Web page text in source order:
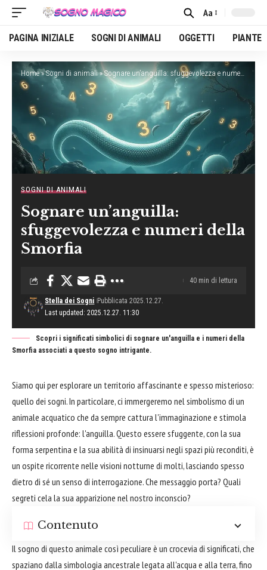
Font
Resizer
Aa
PAGINA INIZIALE SOGNI DI ANIMALI OGGETTI PIANTE
Home»Sogni di animali»Sognare un’anguilla: sfuggevolezza e numeri della Smorfia
SOGNI DI ANIMALI
Sognare un’anguilla:
sfuggevolezza e numeri della
Smorfia
Last updated: 2025.12.27. 11:30
Stella dei Sogni Pubblicata 2025.12.27.
40 min di lettura
Scopri i significati simbolici di sognare un'anguilla e i numeri della
Smorfia associati a questo sogno intrigante.
Siamo qui per esplorare un territorio affascinante e spesso misterioso:
quello dei sogni. In particolare, ci immergeremo nel simbolismo di un
animale acquatico che da sempre cattura l'immaginazione e stimola
riflessioni profonde: l'anguilla. Questo essere sfuggente, con la sua
forma serpentina e la sua abilità di insinuarsi negli spazi più reconditi, è
un ospite ricorrente nelle visioni notturne di molti, lasciando spesso
dietro di sé un senso di interrogazione. Che messaggio porta? Quali
segreti cela la sua apparizione nel nostro inconscio?
Contenuto
Il sogno di questo animale così peculiare è un crocevia di significati, che
spaziano dalla simbologia ancestrale legata all'acqua e alla terra, fino